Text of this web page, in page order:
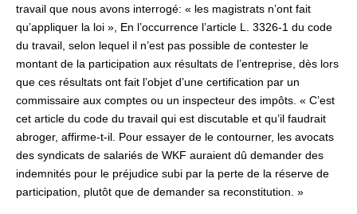
travail que nous avons interrogé: « les magistrats n’ont fait
qu’appliquer la loi », En l’occurrence l’article L. 3326-1 du code
du travail, selon lequel il n’est pas possible de contester le
montant de la participation aux résultats de l’entreprise, dès lors
que ces résultats ont fait l’objet d’une certification par un
commissaire aux comptes ou un inspecteur des impôts. « C’est
cet article du code du travail qui est discutable et qu’il faudrait
abroger, affirme-t-il. Pour essayer de le contourner, les avocats
des syndicats de salariés de WKF auraient dû demander des
indemnités pour le préjudice subi par la perte de la réserve de
participation, plutôt que de demander sa reconstitution. »